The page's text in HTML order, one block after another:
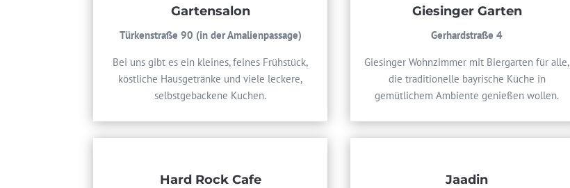
Gartensalon
Türkenstraße 90 (in der Amalienpassage)
Bei uns gibt es ein kleines, feines Frühstück,
köstliche Hausgetränke und viele leckere,
selbstgebackene Kuchen.
Giesinger Garten
Gerhardstraße 4
Giesinger Wohnzimmer mit Biergarten für alle,
die traditionelle bayrische Küche in
gemütlichem Ambiente genießen wollen.
Hard Rock Cafe Jaadin